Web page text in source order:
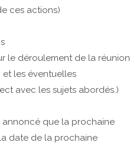
ces actions)
le déroulement de la réunion
et les éventuelles
avec les sujets abordés.)
annoncé que la prochaine
date de la prochaine